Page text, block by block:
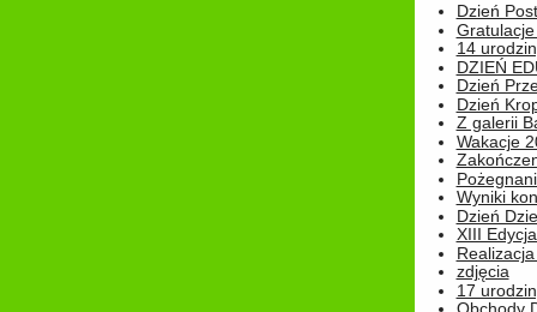
Dzień
14
DZIEŃ
Dzień
Dzień
Z galerii
Wakacje
Wyniki
Dzień
XIII
zdjęcia
17